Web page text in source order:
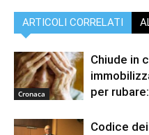
ARTICOLI CORRELATI
Cronaca
Chiude in
per
Codice